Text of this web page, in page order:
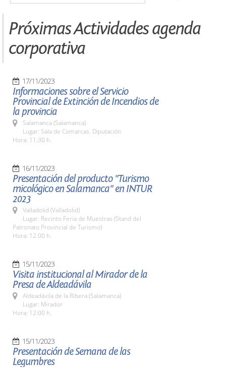
Próximas Actividades agenda
corporativa
17/11/2023
Informaciones sobre el Servicio
Provincial de Extinción de Incendios de
la provincia
Salamanca (Salamanca)
Lugar: Sala de Comarcas. Diputación
Hora: 11:30 h.
16/11/2023
Presentación del producto "Turismo
micológico en Salamanca" en INTUR
2023
Valladolid (Valladolid)
Lugar: Recinto Feria de Muestras (Stand del
Patronato Provincial de Turismo)
Hora: 12.00 h.
15/11/2023
Visita institucional al Mirador de la
Presa de Aldeadávila
Aldeadávila de la Ribera (Salamanca)
Lugar: Mirador
Hora: 12:00 h.
15/11/2023
Presentación de Semana de las
Legumbres